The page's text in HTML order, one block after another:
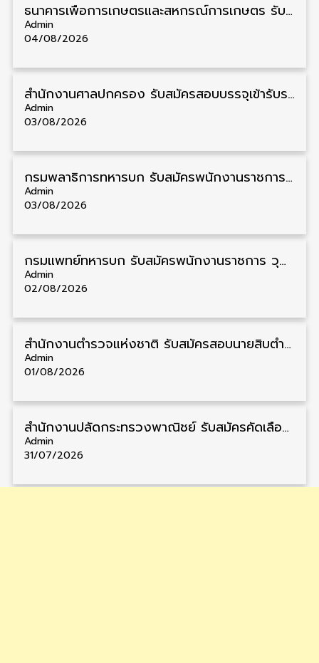
ธนาคารเพื่อการเกษตรและสหกรณ์การเกษตร รับสมัครบุคคลเพื่อเป็นผู้ช่วยพนักงาน วุฒิ ป.ตรี 5 อัตรา รับสมัคร 4 – 14 สิงหาคม
Admin
04/08/2026
สํานักงานศาลปกครอง รับสมัครสอบบรรจุเข้ารับราชการ วุฒิ ป.ตรี 72 อัตรา รับสมัคร 31 สิงหาคม – 18 กันยายน
Admin
03/08/2026
กรมพลาธิการทหารบก รับสมัครพนักงานราชการ วุฒิ ม.3/ม.6/ปวช. 66 อัตรา รับสมัคร 10 – 17 สิงหาคม
Admin
03/08/2026
กรมแพทย์ทหารบก รับสมัครพนักงานราชการ วุฒิ ม.3/ม.6/ปวช./ปวท./ปวส. 6 อัตรา รับสมัคร 3 – 7 สิงหาคม
Admin
02/08/2026
สำนักงานตำรวจแห่งชาติ รับสมัครสอบนายสิบตำรวจ วุฒิ ม.6/ปวช. 6,000 อัตรา รับสมัคร 8 – 19 สิงหาคม
Admin
01/08/2026
สำนักงานปลัดกระทรวงพาณิชย์ รับสมัครคัดเลือกพนักงานราชการ วุฒิ ปวส./ป.ตรี 11 อัตรา รับสมัคร 10 – 21 สิงหาคม
Admin
31/07/2026